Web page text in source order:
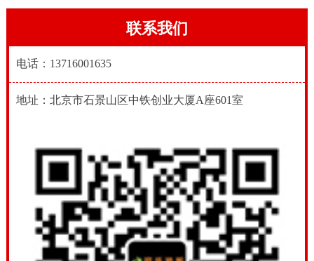
联系我们
电话：13716001635
地址：北京市石景山区中铁创业大厦A座601室